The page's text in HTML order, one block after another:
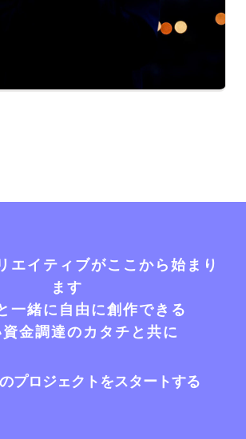
エイティブがここから始まり
ます
一緒に自由に創作できる
金調達のカタチと共に
プロジェクトをスタートする